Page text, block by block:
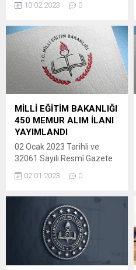
kuruluşlarında görev
şartlara...
girecek öğrencilerimiz II.
YKS’ye girecek
öğrencilerimiz ise 12. sınıfın
II. dönem konularından
sorumlu tutulmayacaktır.
Tüm Türkiye’de bu yıl LGS’ye
girecek öğrencilerimiz II.
dönem konularından,
YKS’ye girecek
öğrencilerimiz ise 12. sınıfın
sorumlu tutulmayacaktır.
Milli Eğitim Bakanı Mahmut
Özer açıklamasında: 10
10.02.2023 0
MİLLİ EĞİTİM BAKANLIĞI
450 MEMUR ALIM İLANI
YAYIMLANDI
02 Ocak 2023 Tarihli ve
32061 Sayılı Resmî Gazete
‘de yayımlanan ilana göre
Milli Eğitim Bakanlığı
müfettişi yardımcısı alımı
yapacak. Başvuru şekli ve
zamanı Başvurular,
http://www.meb.gov.tr/
internet adresinde yer alan
“Elektronik Başvuru Formu”
02.01.2023 0